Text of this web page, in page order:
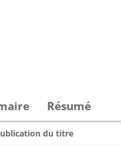
Résumé
du titre